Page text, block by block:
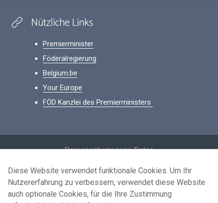
Nützliche Links
Premierminister
Föderalregierung
Belgium.be
Your Europe
FÖD Kanzlei des Premierministers
Personenbezogene Daten
Bedingungen für die Wiederverwendung
Kontaktieren Sie uns
Diese Website verwendet funktionale Cookies. Um Ihr
Nutzererfahrung zu verbessern, verwendet diese Website
auch optionale Cookies, für die Ihre Zustimmung